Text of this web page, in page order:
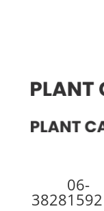
06-
38281592